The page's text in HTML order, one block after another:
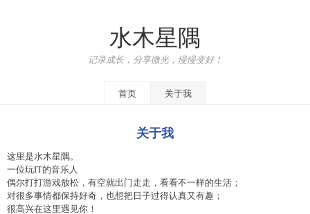
水木星隅
记录成长，分享微光，慢慢变好！
首页 关于我
关于我
这里是水木星隅。
一位玩IT的音乐人
偶尔打打游戏放松，有空就出门走走，看看不一样的生活；
对很多事情都保持好奇，也想把日子过得认真又有趣；
很高兴在这里遇见你！